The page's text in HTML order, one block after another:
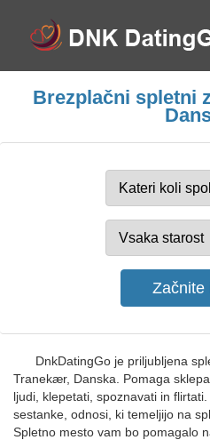
Brezplačni spletni
DnkDatingGo je priljubljena
Tranekær, Danska. Pomaga
ljudi, klepetati, spoznavati in
sestanke, odnosi, ki temeljijo na
Spletno mesto vam bo pomagalo